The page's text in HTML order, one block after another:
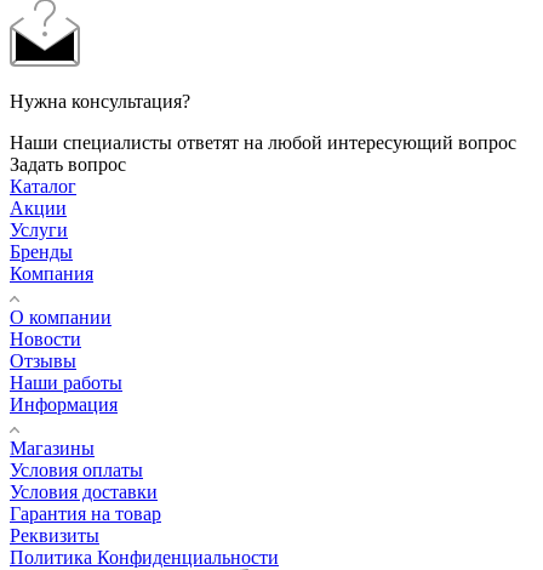
Нужна консультация?
Наши специалисты ответят на любой интересующий вопрос
Задать вопрос
Каталог
Акции
Услуги
Бренды
Компания
О компании
Новости
Отзывы
Наши работы
Информация
Магазины
Условия оплаты
Условия доставки
Гарантия на товар
Реквизиты
Политика Конфиденциальности